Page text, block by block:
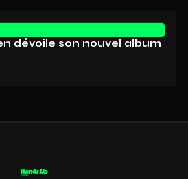
dévoile son nouvel album